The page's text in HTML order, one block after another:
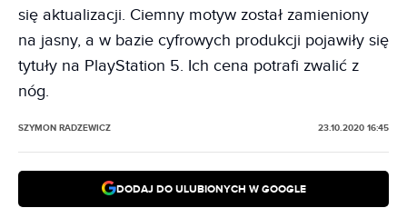
się aktualizacji. Ciemny motyw został zamieniony
na jasny, a w bazie cyfrowych produkcji pojawiły się
tytuły na PlayStation 5. Ich cena potrafi zwalić z
nóg.
SZYMON RADZEWICZ 23.10.2020 16:45
DODAJ DO ULUBIONYCH W GOOGLE